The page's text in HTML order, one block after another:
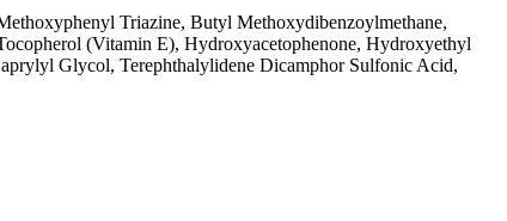
Triazine, Butyl Methoxydibenzoylmethane,
(Vitamin E), Hydroxyacetophenone, Hydroxyethyl
Glycol, Terephthalylidene Dicamphor Sulfonic Acid,